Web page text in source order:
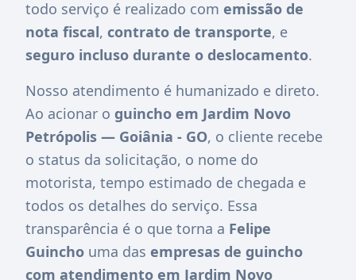
todo serviço é realizado com emissão de
nota fiscal, contrato de transporte, e
seguro incluso durante o deslocamento.
Nosso atendimento é humanizado e direto.
Ao acionar o guincho em Jardim Novo
Petrópolis — Goiânia - GO, o cliente recebe
o status da solicitação, o nome do
motorista, tempo estimado de chegada e
todos os detalhes do serviço. Essa
transparência é o que torna a Felipe
Guincho uma das empresas de guincho
com atendimento em Jardim Novo